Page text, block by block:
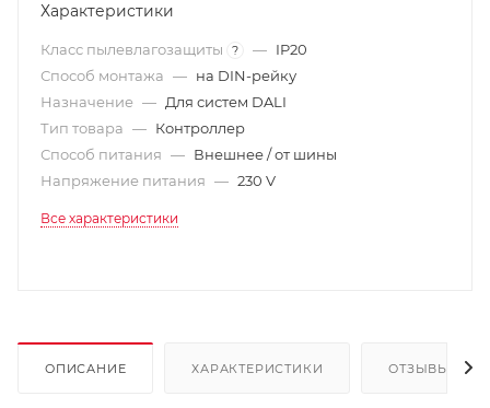
Характеристики
Класс пылевлагозащиты ? — IP20
Способ монтажа — на DIN-рейку
Назначение — Для систем DALI
Тип товара — Контроллер
Способ питания — Внешнее / от шины
Напряжение питания — 230 V
Все характеристики
ОПИСАНИЕ ХАРАКТЕРИСТИКИ ОТЗЫВЫ